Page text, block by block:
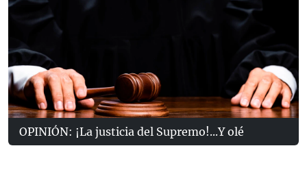
OPINIÓN: ¡La justicia del Supremo!...Y olé